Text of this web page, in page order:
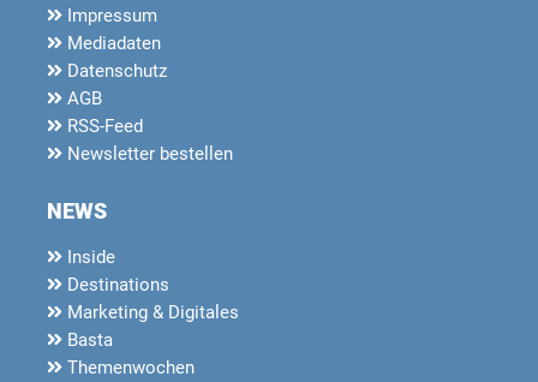
Impressum
Mediadaten
Datenschutz
AGB
RSS-Feed
Newsletter bestellen
NEWS
Inside
Destinations
Marketing & Digitales
Basta
Themenwochen